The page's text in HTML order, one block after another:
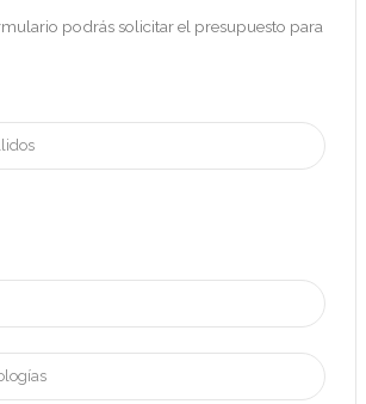
podrás solicitar el presupuesto para